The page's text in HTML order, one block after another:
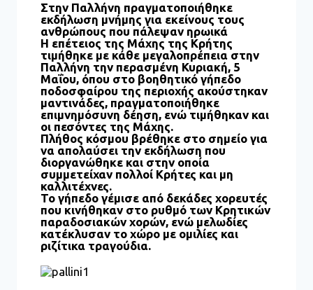
Στην Παλλήνη πραγματοποιήθηκε
εκδήλωση μνήμης για εκείνους τους
ανθρώπους που πάλεψαν ηρωικά
Η επέτειος της Μάχης της Κρήτης
τιμήθηκε με κάθε μεγαλοπρέπεια στην
Παλλήνη την περασμένη Κυριακή, 5
Μαΐου, όπου στο βοηθητικό γήπεδο
ποδοσφαίρου της περιοχής ακούστηκαν
μαντινάδες, πραγματοποιήθηκε
επιμνημόσυνη δέηση, ενώ τιμήθηκαν και
οι πεσόντες της Μάχης.
Πλήθος κόσμου βρέθηκε στο σημείο για
να απολαύσει την εκδήλωση που
διοργανώθηκε και στην οποία
συμμετείχαν πολλοί Κρήτες και μη
καλλιτέχνες.
Το γήπεδο γέμισε από δεκάδες χορευτές
που κινήθηκαν στο ρυθμό των Κρητικών
παραδοσιακών χορών, ενώ μελωδίες
κατέκλυσαν το χώρο με ομιλίες και
ριζίτικα τραγούδια.